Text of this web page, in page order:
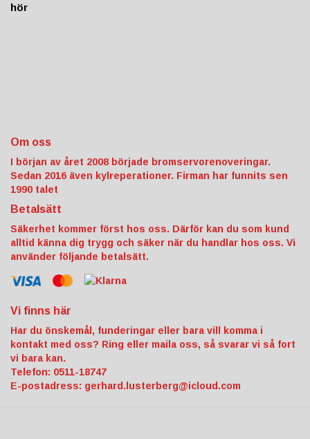
hör
Om oss
I början av året 2008 började bromservorenoveringar.
Sedan 2016 även kylreperationer. Firman har funnits sen
1990 talet
Betalsätt
Säkerhet kommer först hos oss. Därför kan du som kund
alltid känna dig trygg och säker när du handlar hos oss. Vi
använder följande betalsätt.
Vi finns här
Har du önskemål, funderingar eller bara vill komma i
kontakt med oss? Ring eller maila oss, så svarar vi så fort
vi bara kan.
Telefon: 0511-18747
E-postadress: gerhard.lusterberg@icloud.com